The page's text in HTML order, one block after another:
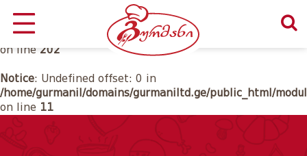
Notice: Undefined offset: 0 in
/home/gurmanil/domains/gurmaniltd.ge/public_html/
on line 202
Notice: Undefined offset: 0 in
/home/gurmanil/domains/gurmaniltd.ge/public_html/
on line 11